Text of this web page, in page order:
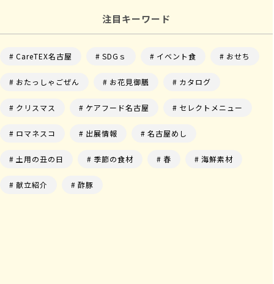
注目キーワード
CareTEX名古屋 SDGｓ イベント食 おせち
おたっしゃごぜん お花見御膳 カタログ
クリスマス ケアフード名古屋 セレクトメニュー
ロマネスコ 出展情報 名古屋めし
土用の丑の日 季節の食材 春 海鮮素材
献立紹介 酢豚